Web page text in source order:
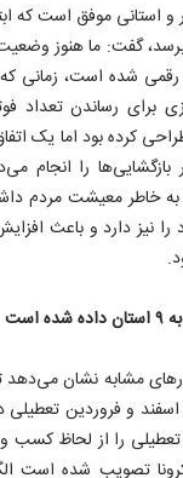
و استانی موفق است که
گفت: ما هنوز
رقمی شده است، زمانی
کرده بود اما یک اتفاق
را انجام
به خاطر معیشت مردم
نیز دارد و باعث
مشابه نشان می‌‌دهد
و فروردین تعطیلی
تعطیلی را از لحاظ کسب
تصویب شده است